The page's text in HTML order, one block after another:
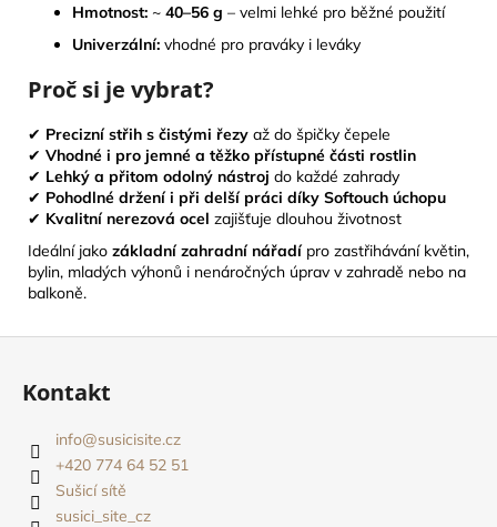
Hmotnost: ~ 40–56 g – velmi lehké pro běžné použití
Univerzální: vhodné pro praváky i leváky
Proč si je vybrat?
✔ Precizní střih s čistými řezy až do špičky čepele
✔ Vhodné i pro jemné a těžko přístupné části rostlin
✔ Lehký a přitom odolný nástroj do každé zahrady
✔ Pohodlné držení i při delší práci díky Softouch úchopu
✔ Kvalitní nerezová ocel zajišťuje dlouhou životnost
Ideální jako základní zahradní nářadípro zastřihávání květin,
bylin, mladých výhonů i nenáročných úprav v zahradě nebo na
balkoně.
Z
Kontakt
info@susicisite.cz
+420 774 64 52 51
Sušicí sítě
susici_site_cz